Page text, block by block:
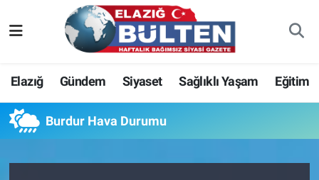
Elazığ Gündem Siyaset Sağlıklı Yaşam Eğitim
Burdur Hava Durumu
Asayiş
Bilim-Teknoloji
Eğitim
Ekonomi
Nöbetçi Eczaneler
Hava Durumu
Namaz Vakitleri
Trafik Durumu